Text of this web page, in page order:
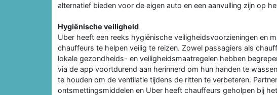
alternatief bieden voor de eigen auto en een aanvulling zijn op
Hygiënische veiligheid
Uber heeft een reeks hygiënische veiligheidsvoorzieningen en
chauffeurs te helpen veilig te reizen. Zowel passagiers als
lokale gezondheids- en veiligheidsmaatregelen hebben
via de app voortdurend aan herinnerd om hun handen te
te houden om de ventilatie tijdens de ritten te verbeteren.
ontsmettingsmiddelen en Uber heeft chauffeurs geholpen bij